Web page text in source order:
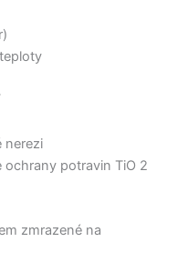
nerezi
potravin TiO 2
zmrazené na